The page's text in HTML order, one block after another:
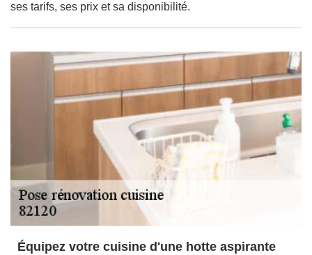
ses tarifs, ses prix et sa disponibilité.
Équipez votre cuisine d'une hotte aspirante